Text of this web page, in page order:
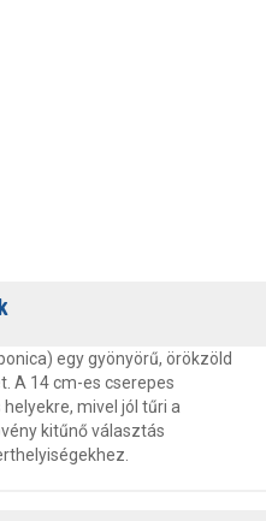
egy gyönyörű, örökzöld
A 14 cm-es cserepes
mivel jól tűri a
kitűnő választás